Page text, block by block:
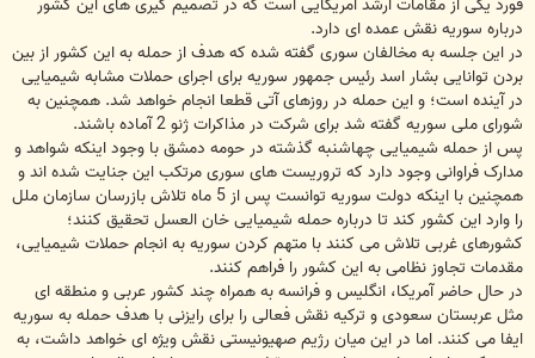
فورد یکی از مقامات ارشد آمریکایی است که در تصمیم گیری های این کشور
درباره سوریه نقش عمده ای دارد.
در این جلسه به مخالفان سوری گفته شده که هدف از حمله به این کشور از بین
بردن توانایی بشار اسد رئیس جمهور سوریه برای اجرای حملات مشابه شیمیایی
در آینده است؛ و این حمله در روزهای آتی قطعا انجام خواهد شد. همچنین به
شورای ملی سوریه گفته شد برای شرکت در مذاکرات ژنو 2 آماده باشند.
پس از حمله شیمیایی چهاشنبه گذشته در حومه دمشق با وجود اینکه شواهد و
مدارک فراوانی وجود دارد که تروریست های سوری مرتکب این جنایت شده اند و
همچنین با اینکه دولت سوریه توانست پس از 5 ماه تلاش بازرسان سازمان ملل
را وارد این کشور کند تا درباره حمله شیمیایی خان العسل تحقیق کنند؛
کشورهای غربی تلاش می کنند با متهم کردن سوریه به انجام حملات شیمیایی،
مقدمات تجاوز نظامی به این کشور را فراهم کنند.
در حال حاضر آمریکا، انگلیس و فرانسه به همراه چند کشور عربی و منطقه ای
مثل عربستان سعودی و ترکیه نقش فعالی را برای رایزنی با هدف حمله به سوریه
ایفا می کنند. اما در این میان رژیم صهیونیستی نقش ویژه ای خواهد داشت، به